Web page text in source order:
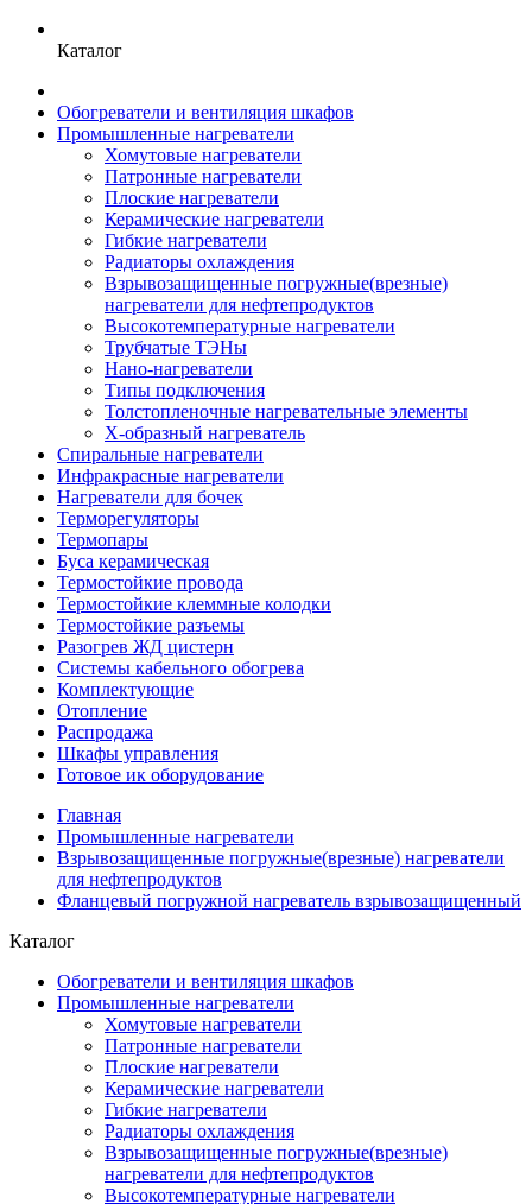
Каталог
Обогреватели и вентиляция шкафов
Промышленные нагреватели
Хомутовые нагреватели
Патронные нагреватели
Плоские нагреватели
Керамические нагреватели
Гибкие нагреватели
Радиаторы охлаждения
Взрывозащищенные погружные(врезные)
нагреватели для нефтепродуктов
Высокотемпературные нагреватели
Трубчатые ТЭНы
Нано-нагреватели
Типы подключения
Толстопленочные нагревательные элементы
Х-образный нагреватель
Спиральные нагреватели
Инфракрасные нагреватели
Нагреватели для бочек
Терморегуляторы
Термопары
Буса керамическая
Термостойкие провода
Термостойкие клеммные колодки
Термостойкие разъемы
Разогрев ЖД цистерн
Системы кабельного обогрева
Комплектующие
Отопление
Распродажа
Шкафы управления
Готовое ик оборудование
Главная
Промышленные нагреватели
Взрывозащищенные погружные(врезные) нагреватели
для нефтепродуктов
Фланцевый погружной нагреватель взрывозащищенный
Каталог
Обогреватели и вентиляция шкафов
Промышленные нагреватели
Хомутовые нагреватели
Патронные нагреватели
Плоские нагреватели
Керамические нагреватели
Гибкие нагреватели
Радиаторы охлаждения
Взрывозащищенные погружные(врезные)
нагреватели для нефтепродуктов
Высокотемпературные нагреватели